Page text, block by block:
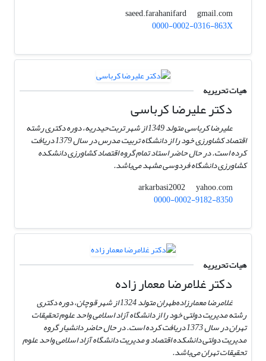
saeed.farahanifard
gmail.com
0000-0002-0316-863X
هیات تحریریه
دکتر علیرضا کرباسی
علیرضا کرباسی متولد 1349 از شهر تربت‌حیدریه، دوره دکتری رشته
اقتصاد کشاورزی خود را از دانشگاه تربیت مدرس در سال 1379 دریافت
کرده است. در حال حاضر استاد تمام گروه اقتصاد کشاورزی دانشکده
کشاورزی دانشگاه فردوسی مشهد می‌باشد.
arkarbasi2002
yahoo.com
0000-0002-9182-8350
هیات تحریریه
دکتر غلامرضا معمار زاده
غلامرضا معمارزاده‌طهران متولد 1324 از شهر قوچان، دوره دکتری
رشته مدیریت دولتی خود را از دانشگاه آزاد اسلامی واحد علوم تحقیقات
تهران در سال 1373 دریافت کرده است. در حال حاضر دانشیار گروه
مدیریت دولتی دانشکده اقتصاد و مدیریت دانشگاه آزاد اسلامی واحد علوم
تحقیقات تهران می‌باشد.